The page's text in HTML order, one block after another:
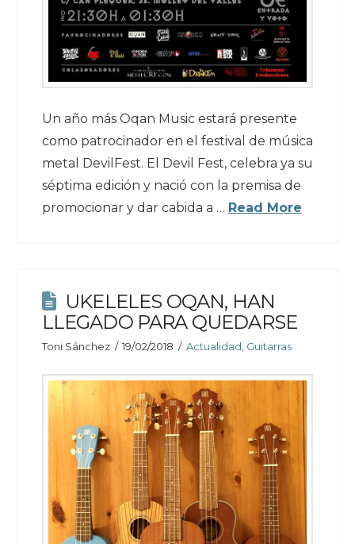
Un año más Oqan Music estará presente
como patrocinador en el festival de música
metal DevilFest. El Devil Fest, celebra ya su
séptima edición y nació con la premisa de
promocionar y dar cabida a … Read More
UKELELES OQAN, HAN
LLEGADO PARA QUEDARSE
Toni Sánchez 19/02/2018 Actualidad Guitarras